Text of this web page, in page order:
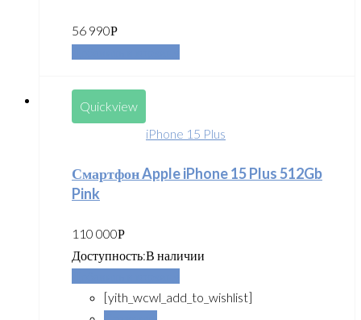
56 990Р
Quickview
iPhone 15 Plus
Смартфон Apple iPhone 15 Plus 512Gb
Pink
110 000Р
Доступность:В наличии
[yith_wcwl_add_to_wishlist]